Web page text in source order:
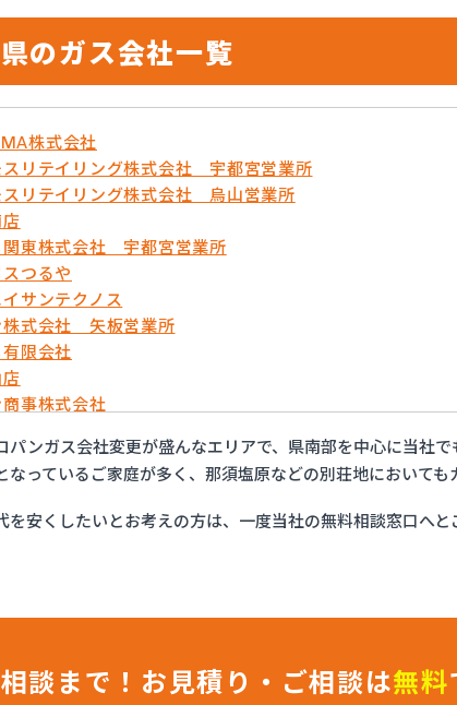
のガス会社一覧
株式会社
スリテイリング株式会社 宇都宮営業所
スリテイリング株式会社 烏山営業所
関東株式会社 宇都宮営業所
つるや
サンテクノス
株式会社 矢板営業所
限会社
商事株式会社
プロパンガス
株式会社 大田原店
ン株式会社
式会社プロパンガス
株式会社 一里販売所
株式会社 藤岡営業所
ピーガス協同組合
パンガス会社変更が盛んなエリアで、県南部を中心に当社
なっているご家庭が多く、那須塩原などの別荘地において
を安くしたいとお考えの方は、一度当社の無料相談窓口へと
談まで！ お見積り・ご相談は無料